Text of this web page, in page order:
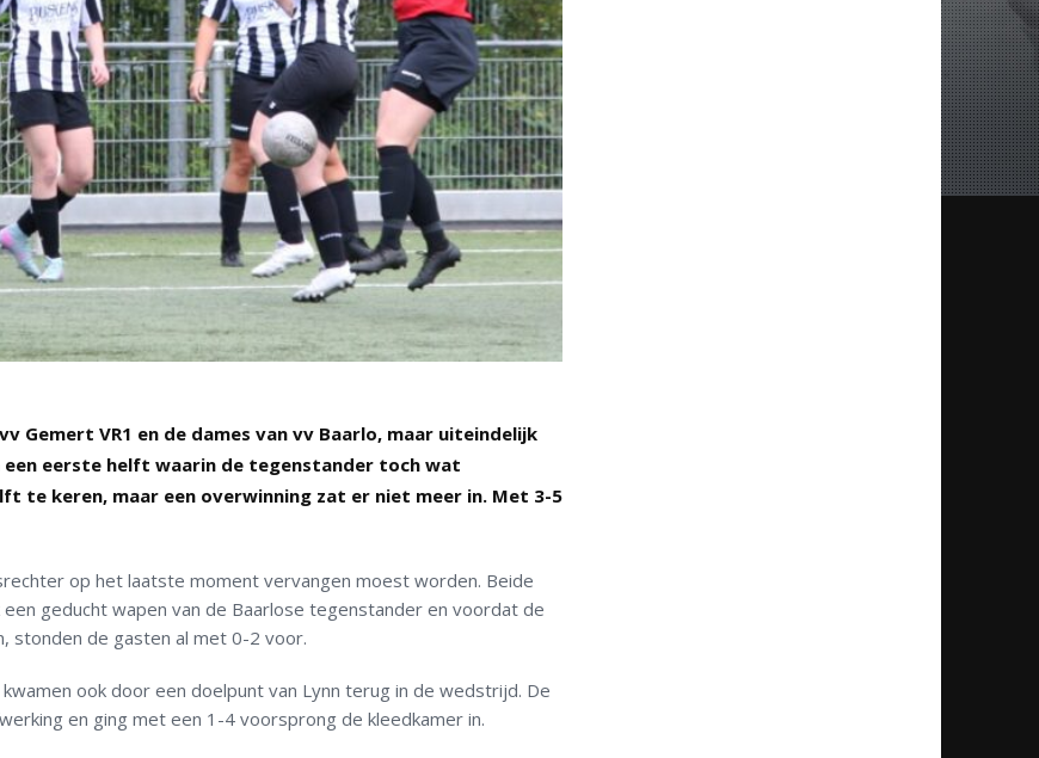
Gemert VR1 en de dames van vv Baarlo, maar uiteindelijk
eerste helft waarin de tegenstander toch wat
te keren, maar een overwinning zat er niet meer in. Met 3-5
op het laatste moment vervangen moest worden. Beide
geducht wapen van de Baarlose tegenstander en voordat de
stonden de gasten al met 0-2 voor.
ook door een doelpunt van Lynn terug in de wedstrijd. De
en ging met een 1-4 voorsprong de kleedkamer in.